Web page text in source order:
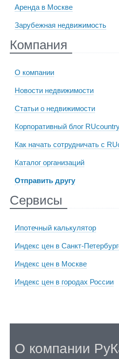
Аренда в Москве
Зарубежная недвижимость
Компания
О компании
Новости недвижимости
Статьи о недвижимости
Корпоративный блог
Как начать сотрудничать с
Каталог организаций
Отправить другу
Сервисы
Ипотечный калькулятор
Индекс цен в Санкт-
Индекс цен в Москве
Индекс цен в городах России
О компании